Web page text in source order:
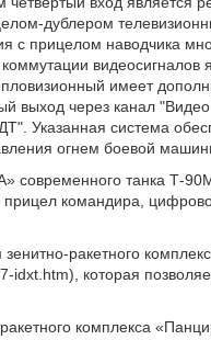
дублером
с прицелом наводчика
имеет
выход через канал
Указанная система
огнем боевой
современного танка Т-
командира,
ракетного
которая
комплекса